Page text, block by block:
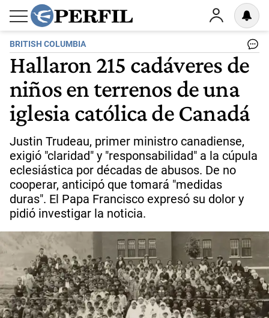
BRITISH COLUMBIA
Hallaron 215 cadáveres de
niños en terrenos de una
iglesia católica de Canadá
Justin Trudeau, primer ministro canadiense,
exigió "claridad" y "responsabilidad" a la cúpula
eclesiástica por décadas de abusos. De no
cooperar, anticipó que tomará "medidas
duras". El Papa Francisco expresó su dolor y
pidió investigar la noticia.